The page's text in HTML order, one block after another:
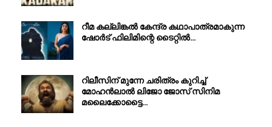
റീമ കല്ലിങ്കൽ കേന്ദ്ര കഥാപാത്രമാകുന്ന
ഷോർട് ഫിലിമിന്റെ ടൈറ്റിൽ…
റിലീസിന് മുന്നേ ചരിത്രം കുറിച്ച്
മോഹൻലാൽ ലിജോ ജോസ് സിനിമ
മലൈക്കോട്ടൈ…